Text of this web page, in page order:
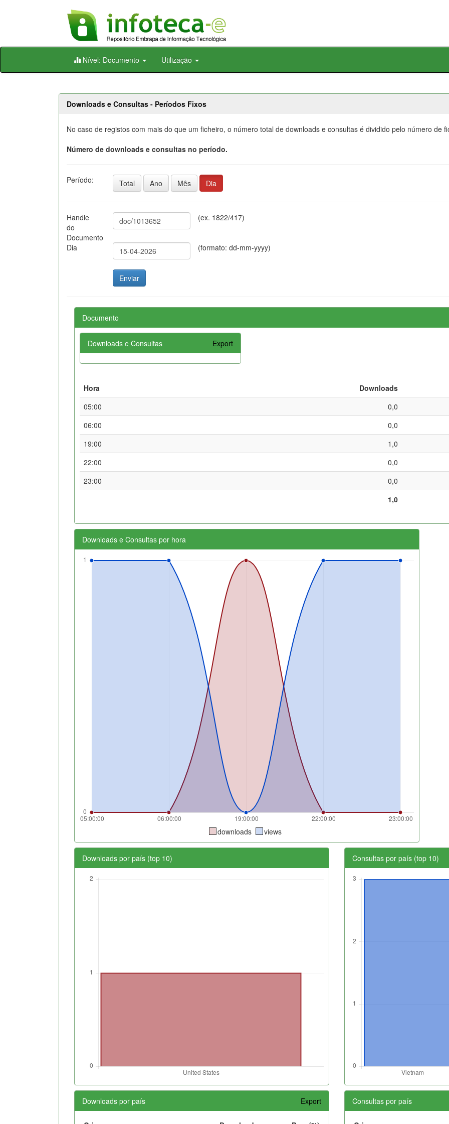
Skip
Nível: Documento Utilização
Downloads e Consultas - Períodos Fixos
No caso de registos com mais do que um ficheiro, o número total de downloads e consultas é dividido pelo número de
Número de downloads e consultas no período.
Período: Total Ano Mês Dia
Handle
do
Documento
(ex. 1822/417)
Dia (formato: dd-mm-yyyy)
Documento
Downloads e Consultas Export
Hora Downloads
05:00
0,0
06:00
0,0
19:00
1,0
22:00
0,0
23:00
0,0
1,0
Downloads e Consultas por hora
downloads views
Downloads por país (top 10) Consultas por país (top 10)
Downloads por país Export Consultas por país